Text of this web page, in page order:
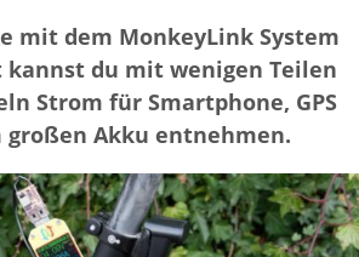
mit dem MonkeyLink System
du mit wenigen Teilen
Strom für Smartphone, GPS
großen Akku entnehmen.